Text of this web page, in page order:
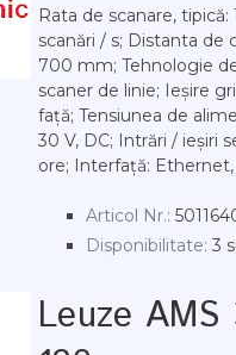
Rata de scanare, tipică:
scanări / s; Distanta de
700 mm; Tehnologie
scaner de linie; Ieșire
față; Tensiunea de
30 V, DC; Intrări / ieșiri
ore; Interfață: Ethernet,
Articol Nr.:
Disponibilitate: 3
Leuze AMS